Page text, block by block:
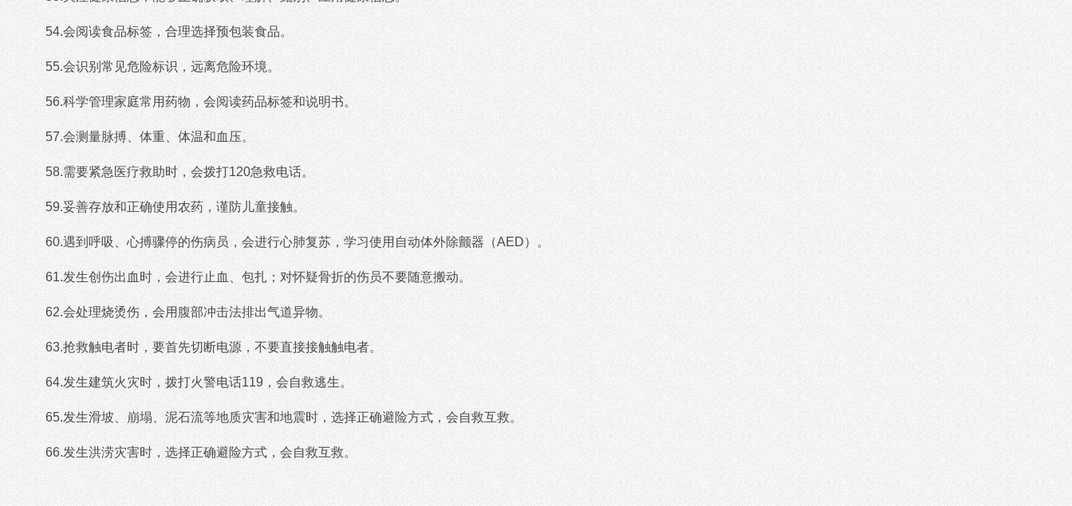
54.会阅读食品标签，合理选择预包装食品。
55.会识别常见危险标识，远离危险环境。
56.科学管理家庭常用药物，会阅读药品标签和说明书。
57.会测量脉搏、体重、体温和血压。
58.需要紧急医疗救助时，会拨打120急救电话。
59.妥善存放和正确使用农药，谨防儿童接触。
60.遇到呼吸、心搏骤停的伤病员，会进行心肺复苏，学习使用自动体外除颤器（AED）。
61.发生创伤出血时，会进行止血、包扎；对怀疑骨折的伤员不要随意搬动。
62.会处理烧烫伤，会用腹部冲击法排出气道异物。
63.抢救触电者时，要首先切断电源，不要直接接触触电者。
64.发生建筑火灾时，拨打火警电话119，会自救逃生。
65.发生滑坡、崩塌、泥石流等地质灾害和地震时，选择正确避险方式，会自救互救。
66.发生洪涝灾害时，选择正确避险方式，会自救互救。